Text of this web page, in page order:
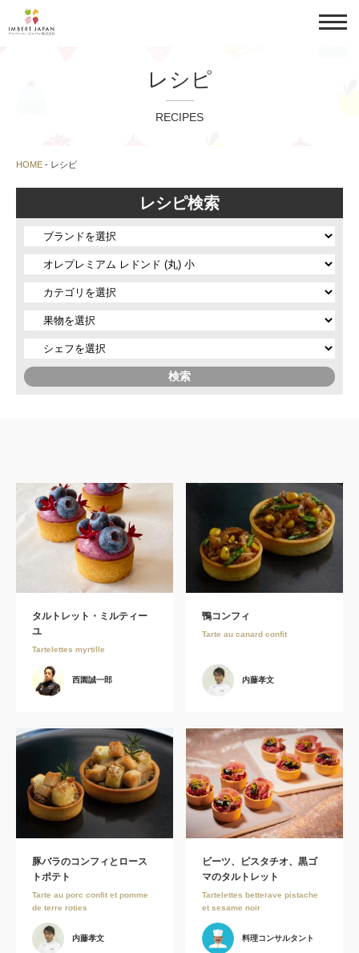
レシピ
RECIPES
HOME - レシピ
レシピ検索
タルトレット・ミルティー
ユ
Tartelettes myrtille
西園誠一郎
鴨コンフィ
Tarte au canard confit
内藤孝文
豚バラのコンフィとロース
トポテト
Tarte au porc confit et pomme
de terre roties
内藤孝文
ビーツ、ピスタチオ、黒ゴ
マのタルトレット
Tartelettes betterave pistache
et sesame noir
料理コンサルタント